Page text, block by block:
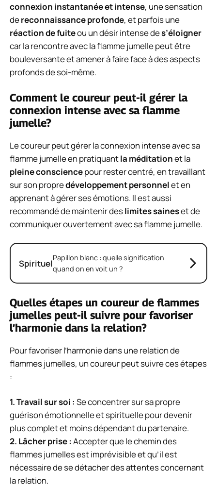
connexion instantanée et intense, une sensation
dereconnaissance profonde, et parfois une
réaction de fuiteou un désir intense des’éloigner
car la rencontre avec la flamme jumelle peut être
bouleversante et amener à faire face à des aspects
profonds de soi-même.
Comment le coureur peut-il gérer la
connexion intense avec sa flamme
jumelle?
Le coureur peut gérer la connexion intense avec sa
flamme jumelle en pratiquantla méditationet la
pleine consciencepour rester centré, en travaillant
sur son propredéveloppement personnelet en
apprenant à gérer ses émotions. Il est aussi
recommandé de maintenir deslimites saineset de
communiquer ouvertement avec sa flamme jumelle.
SpirituelPapillon blanc : quelle signification
quand on en voit un ?
Quelles étapes un coureur de flammes
jumelles peut-il suivre pour favoriser
l’harmonie dans la relation?
Pour favoriser l’harmonie dans une relation de
flammes jumelles, un coureur peut suivre ces étapes
:
1.Travail sur soi : Se concentrer sur sa propre
guérison émotionnelle et spirituelle pour devenir
plus complet et moins dépendant du partenaire.
2. Lâcher prise: Accepter que le chemin des
flammes jumelles est imprévisible et qu’il est
nécessaire de se détacher des attentes concernant
la relation.